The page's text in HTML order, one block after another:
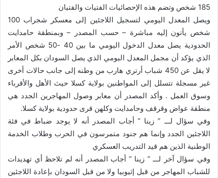
185 شخص وتضم هذه الإحصائيات الفتيات والفتيان
ويصل المعدل اليومي لتسجيل اللاجئين إلى معسكر شجراب 100
شخص يأتون إليه مباشرة – حسب المصدر – وبمنطقة حامدايت
الحدودية يصل معدل الدخول اليومي ما بين 40 -50 شخص الأمر
الذي يؤكد أن مجمل المعدل اليومي الذي يصل السودان بكل المعابر
لا يقل عن 450 شباب أرتري هارب من وطنه إلى جانب حالات أخرى
غير مسجلة تتسلل إلى المواطنين بولاية كسلا حيث الأهل والأقرباء
وسوق العمل . وأكد المصدر أن معابر وصول المهاجرين الجدد هي
منطقة عواض وقرقف وحامدايت وكلهن قرى حدودية بولاية كسلا.
وفي سؤال لـــ ” زينا ” أجاب المصدر أنه لا يوجد ضباط في فئة
اللاجئين الجدد وإنما هم جنود متمرسون في الحرب وطلاب الخدمة
الوطنية الذين هم قيد التدريب العسكري
وفي سؤال آخر لـــ ” زينا ” أجاب المصدر أنه لم تلاحظ أي تهديدات
للشباب المهاجر من قبل إثيوبيا ولا من قبل السودان بإعادة اللاجئين